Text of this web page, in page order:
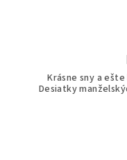
Krásne sny a
Desiatky